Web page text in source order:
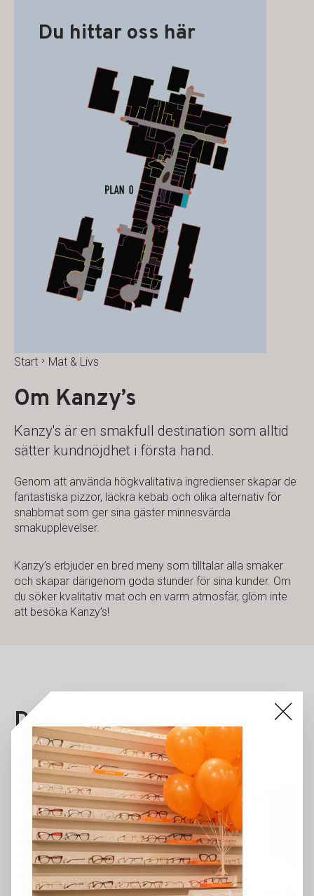
Start Mat & Livs
Om Kanzy’s
Kanzy's är en smakfull destination som alltid
sätter kundnöjdhet i första hand.
Genom att använda högkvalitativa ingredienser skapar de
fantastiska pizzor, läckra kebab och olika alternativ för
snabbmat som ger sina gäster minnesvärda
smakupplevelser.
Kanzy’s erbjuder en bred meny som tilltalar alla smaker
och skapar därigenom goda stunder för sina kunder. Om
du söker kvalitativ mat och en varm atmosfär, glöm inte
att besöka Kanzy’s!
Du hittar oss här
Det här händer hos oss!